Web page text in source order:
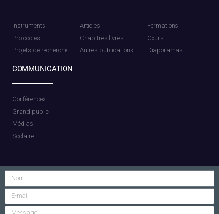
Instruments
Protocoles
Projets de recherche
Articles
Chapitres livres
Autres publications
Formations
Cours
Diaporamas
COMMUNICATION
Conférences
Grand public
Médias
Scolaire